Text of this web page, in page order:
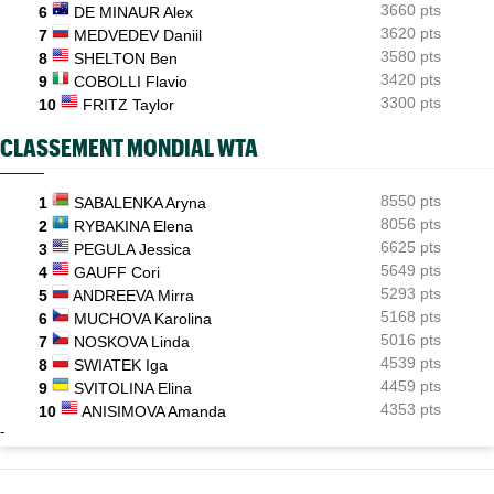
6
DE MINAUR Alex
3660 pts
7
MEDVEDEV Daniil
3620 pts
8
SHELTON Ben
3580 pts
9
COBOLLI Flavio
3420 pts
10
FRITZ Taylor 3300 pts
CLASSEMENT MONDIAL WTA
1 SABALENKA Aryna
8550 pts
2
RYBAKINA Elena
8056 pts
3
PEGULA Jessica
6625 pts
4
GAUFF Cori
5649 pts
5
ANDREEVA Mirra
5293 pts
6
MUCHOVA Karolina
5168 pts
7
NOSKOVA Linda
5016 pts
8
SWIATEK Iga
4539 pts
9
SVITOLINA Elina
4459 pts
10
ANISIMOVA Amanda 4353 pts
-